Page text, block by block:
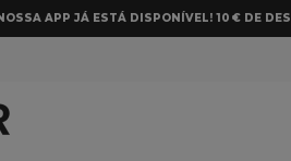
APP JÁ ESTÁ DISPONÍVEL! 10 € DE